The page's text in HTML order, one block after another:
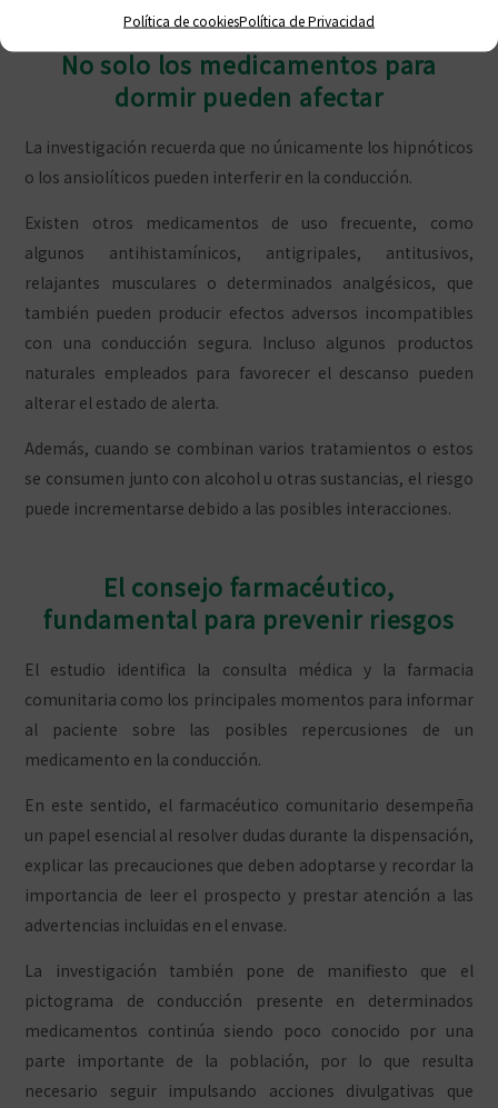
Política de cookiesPolítica de Privacidad
No solo los medicamentos para
dormir pueden afectar
La investigación recuerda que no únicamente los hipnóticos
o los ansiolíticos pueden interferir en la conducción.
Existen otros medicamentos de uso frecuente, como
algunos antihistamínicos, antigripales, antitusivos,
relajantes musculares o determinados analgésicos, que
también pueden producir efectos adversos incompatibles
con una conducción segura. Incluso algunos productos
naturales empleados para favorecer el descanso pueden
alterar el estado de alerta.
Además, cuando se combinan varios tratamientos o estos
se consumen junto con alcohol u otras sustancias, el riesgo
puede incrementarse debido a las posibles interacciones.
El consejo farmacéutico,
fundamental para prevenir riesgos
El estudio identifica la consulta médica y la farmacia
comunitaria como los principales momentos para informar
al paciente sobre las posibles repercusiones de un
medicamento en la conducción.
En este sentido, el farmacéutico comunitario desempeña
un papel esencial al resolver dudas durante la dispensación,
explicar las precauciones que deben adoptarse y recordar la
importancia de leer el prospecto y prestar atención a las
advertencias incluidas en el envase.
La investigación también pone de manifiesto que el
pictograma de conducción presente en determinados
medicamentos continúa siendo poco conocido por una
parte importante de la población, por lo que resulta
necesario seguir impulsando acciones divulgativas que